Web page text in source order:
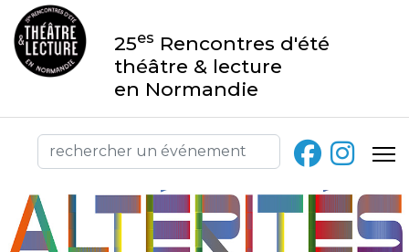
25es Rencontres d'été
théâtre & lecture
en Normandie